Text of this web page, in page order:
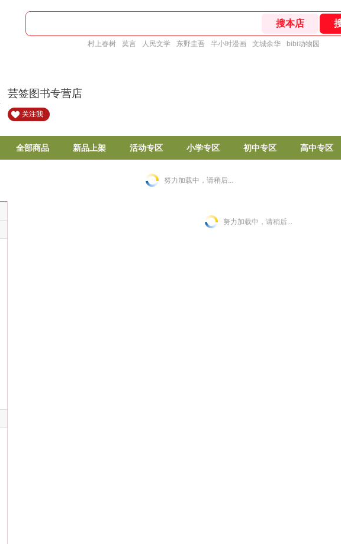
村上春树 莫言 人民文学 东野圭吾 半小时漫画 文城余华 bibi动物园
芸签图书专营店
关注我
全部商品 新品上架 活动专区 小学专区 初中专区 高中专区
努力加载中，请稍后...
努力加载中，请稍后...